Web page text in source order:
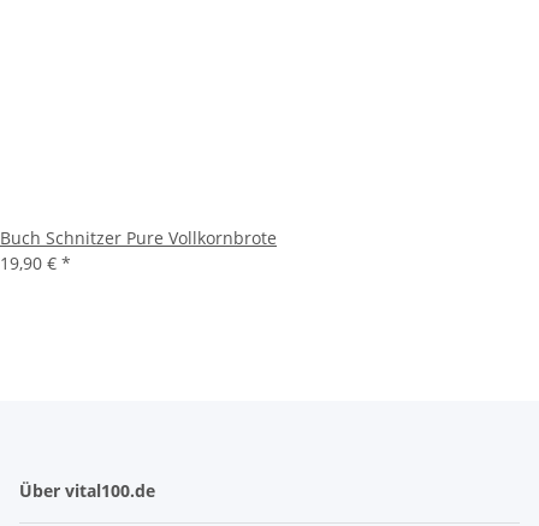
Buch Schnitzer Pure Vollkornbrote
19,90 € *
Über vital100.de